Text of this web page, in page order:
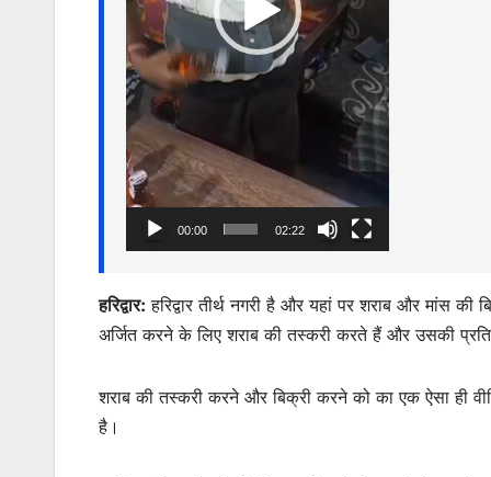
00:00 02:22
हरिद्वार: हरिद्वार तीर्थ नगरी है और यहां पर शराब और मांस
अर्जित करने के लिए शराब की तस्करी करते हैं और उसकी
शराब की तस्करी करने और बिक्री करने को का एक ऐसा ही
है।